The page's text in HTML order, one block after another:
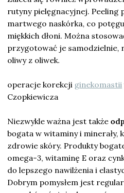
rutyny pielęgnacyjnej. Peeling
martwego naskórka, co
miękkich dłoni. Można
przygotować je samodzielnie,
oliwy z oliwek.
operacje korekcji ginekomastii
Czopkiewicza
Niezwykle ważna jest także
bogata w witaminy i minerały,
zdrowie skóry. Produkty
omega-3, witaminę E oraz
do lepszego nawilżenia i
Dobrym pomysłem jest